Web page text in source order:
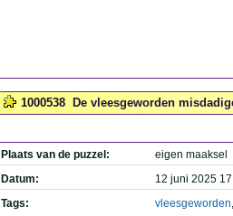
1000538 De vleesgeworden
Plaats van de puzzel:
eigen maaksel
Datum:
12 juni 2025
Tags:
vleesgeworden,